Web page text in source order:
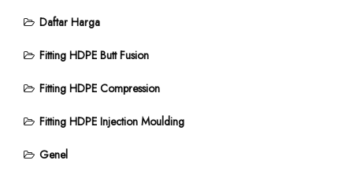
Daftar Harga
Fitting HDPE Butt Fusion
Fitting HDPE Compression
Fitting HDPE Injection Moulding
Genel